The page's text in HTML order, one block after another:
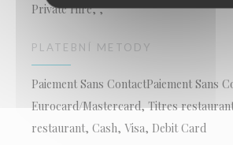
Private Hire, ,
PLATEBNÍ METODY
Paiement Sans ContactPaiement Sans
Eurocard/Mastercard, Titres
restaurant, Cash, Visa, Debit Card